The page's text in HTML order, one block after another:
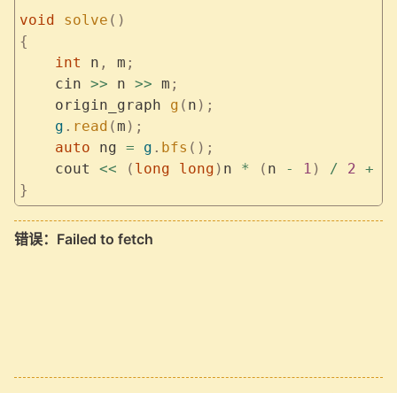
void solve ()
{
    int
n , m ;
    cin
>> n >> m ;
    origin_graph
g ( n );
    g
. read (m );
    auto
ng = g . bfs ();
    cout
<< ( long long ) n * ( n - 1 ) / 2 +
}